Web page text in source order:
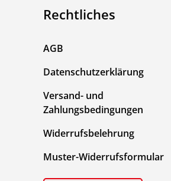
Rechtliches
AGB
Datenschutzerklärung
Versand- und
Zahlungsbedingungen
Widerrufsbelehrung
Muster-Widerrufsformular